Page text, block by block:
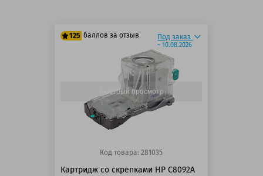
125 баллов за отзыв Под заказ
~ 10.08.2026
Быстрый просмотр
Код товара: 281035
Картридж со скрепками HP C8092A